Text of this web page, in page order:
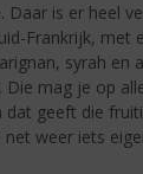
Daar is er heel
Frankrijk, met
syrah en
Die mag je op
dat geeft die
weer iets